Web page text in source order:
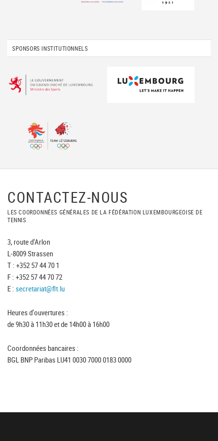
SPONSORS INSTITUTIONNELS
CONTACTEZ-NOUS
LES COORDONNÉES GÉNÉRALES DE LA FÉDÉRATION LUXEMBOURGEOISE DE
TENNIS
3, route d'Arlon
L-8009 Strassen
T : +352 57 44 70 1
F : +352 57 44 70 72
E : secretariat@flt.lu
Heures d'ouvertures :
de 9h30 à 11h30 et de 14h00 à 16h00
Coordonnées bancaires :
BGL BNP Paribas LU41 0030 7000 0183 0000